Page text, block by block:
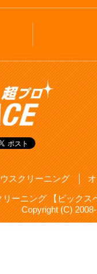
スクリーニング
ーニング 【ビック
Copyright (C)